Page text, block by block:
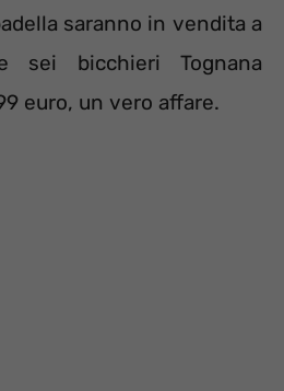
saranno in vendita a
sei bicchieri Tognana
euro, un vero affare.